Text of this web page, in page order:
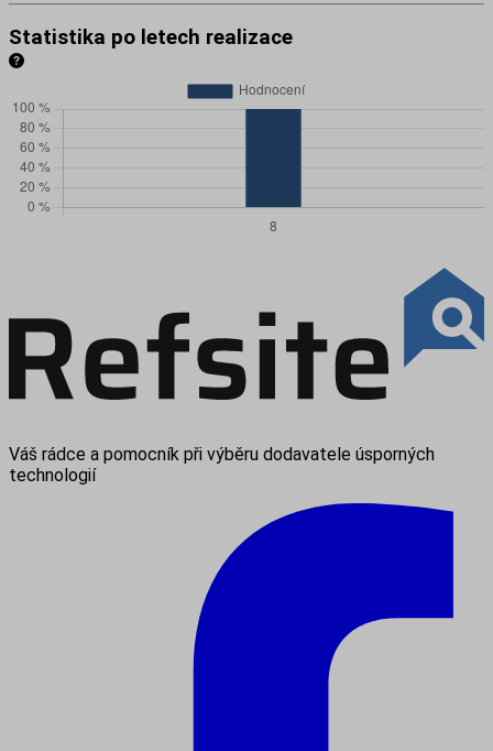
Statistika po letech realizace
Váš rádce a pomocník při výběru dodavatele úsporných
technologií